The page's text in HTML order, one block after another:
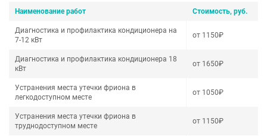
Наименование работ Стоимость, руб.
Диагностика и профилактика кондиционера на
7-12 кВт
от 1150₽
Диагностика и профилактика кондиционера 18
кВт
от 1650₽
Устранения места утечки фриона в
легкодоступном месте
от 1050₽
Устранения места утечки фриона в
труднодоступном месте
от 1150₽